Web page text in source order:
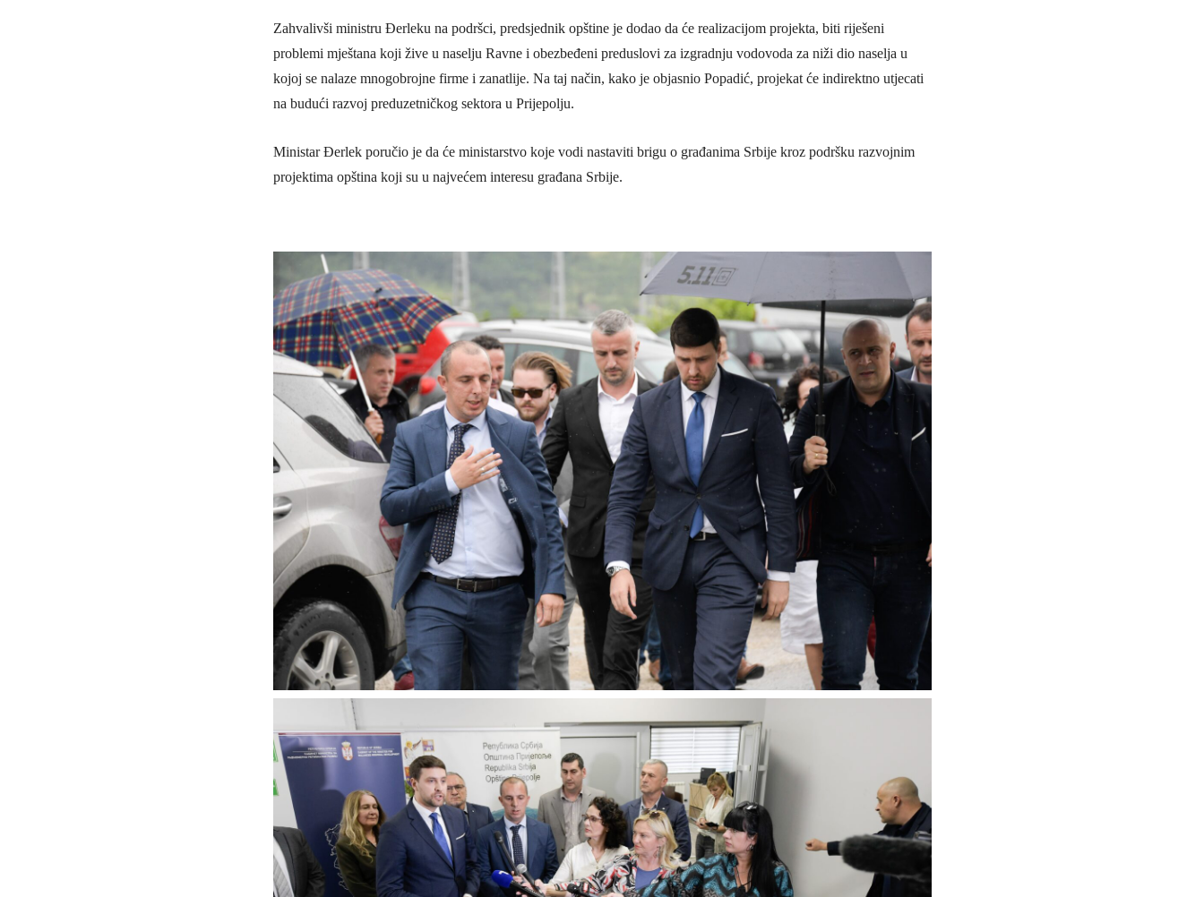
Zahvalivši ministru Đerleku na podršci, predsjednik opštine je dodao da će realizacijom projekta, biti riješeni
problemi mještana koji žive u naselju Ravne i obezbeđeni preduslovi za izgradnju vodovoda za niži dio naselja u
kojoj se nalaze mnogobrojne firme i zanatlije. Na taj način, kako je objasnio Popadić, projekat će indirektno utjecati
na budući razvoj preduzetničkog sektora u Prijepolju.
Ministar Đerlek poručio je da će ministarstvo koje vodi nastaviti brigu o građanima Srbije kroz podršku razvojnim
projektima opština koji su u najvećem interesu građana Srbije.